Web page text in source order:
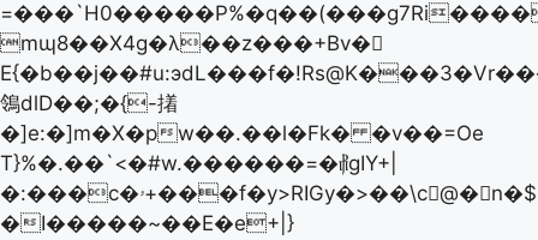
mɰ8��X4g�λ��z���+Bv�𩔲
鴒dlD��;�{-撯
�]e:�]m�X�pw��.��l�Fk� �v��=Oe
T}%�.��`<�#w.������=�⳦gIY+|
�:���c�ۥ+���f�y>RIGy�>��\c􌕌@� n�$!
�I�����~��E�e+|}